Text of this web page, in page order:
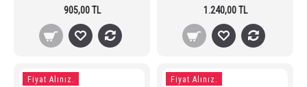
905,00 TL
1.240,00 TL
Fiyat Alınız. Fiyat Alınız.